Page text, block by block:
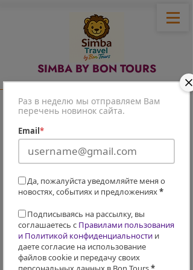
Раз в неделю мы отправляем Вам
перечень новинок сайта.
Email *
Да, пожалуйста уведомляйте меня о
новостях, событиях и предложениях*
Подписываясь на рассылку, вы
соглашаетесь с Правилами пользования
и Политикой конфиденциальности и
даете согласие на использование
файлов cookie и передачу своих
SIMBA BY BON TOURS